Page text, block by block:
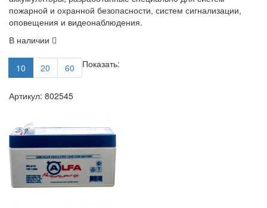
пожарной и охранной безопасности, систем сигнализации,
оповещения и видеонаблюдения.
В наличии
Показать:
10 20 60
Артикул: 802545